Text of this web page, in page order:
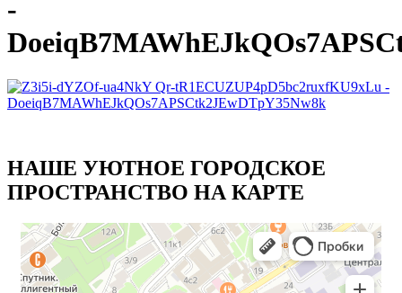
-
НАШЕ УЮТНОЕ ГОРОДСКОЕ
ПРОСТРАНСТВО НА КАРТЕ